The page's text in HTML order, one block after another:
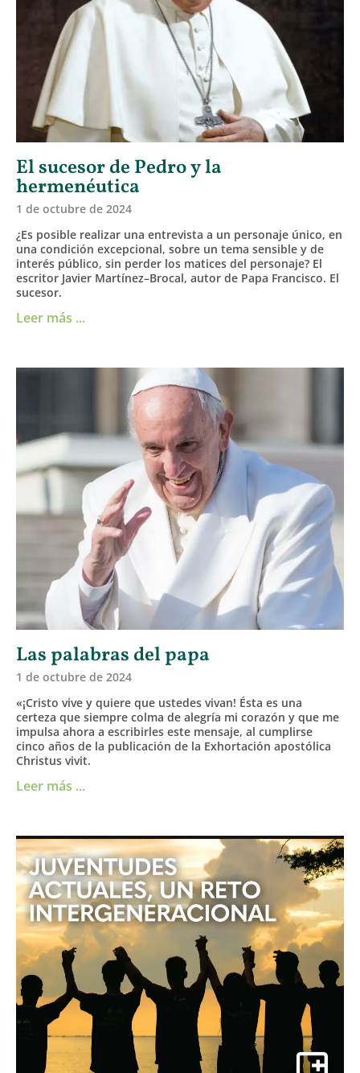
El sucesor de Pedro y la
hermenéutica
1 de octubre de 2024
¿Es posible realizar una entrevista a un personaje único, en
una condición excepcional, sobre un tema sensible y de
interés público, sin perder los matices del personaje? El
escritor Javier Martínez–Brocal, autor de Papa Francisco. El
sucesor.
Leer más ...
Las palabras del papa
1 de octubre de 2024
«¡Cristo vive y quiere que ustedes vivan! Ésta es una
certeza que siempre colma de alegría mi corazón y que me
impulsa ahora a escribirles este mensaje, al cumplirse
cinco años de la publicación de la Exhortación apostólica
Christus vivit.
Leer más ...